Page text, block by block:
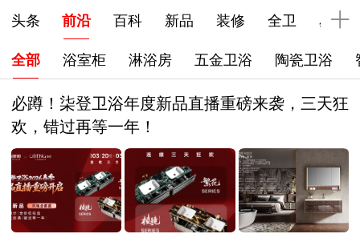
头条 前沿 百科 新品 装修 全卫 星品
下拉刷新
全部 浴室柜 淋浴房 五金卫浴 陶瓷卫浴
必蹲！柒登卫浴年度新品直播重磅来袭，三天狂
欢，错过再等一年！